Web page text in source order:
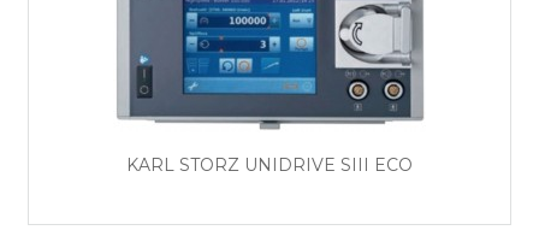
KARL STORZ UNIDRIVE SIII ECO